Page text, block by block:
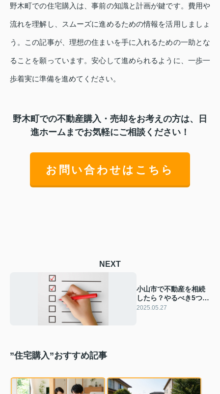
野木町での住宅購入は、事前の知識と計画が鍵です。費用や
流れを理解し、スムーズに進めるための情報を活用しましょ
う。この記事が、理想の住まいを手に入れるための一助とな
ることを願っています。安心して進められるように、一歩一
歩着実に準備を進めてください。
野木町での不動産購入・売却をお考えの方は、日
進ホームまでお気軽にご相談ください！
お問い合わせはこちら
NEXT
小山市で不動産を相続
したら？やるべき5つの
ことをご紹介
2025.05.27
”住宅購入”おすすめ記事